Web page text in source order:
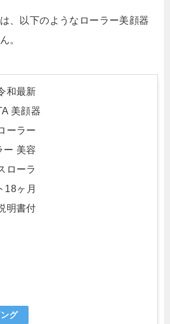
、以下のようなローラー美顔器
。
和最新
美顔器
ーラー
ー 美容
ローラ
18ヶ月
明書付
グ